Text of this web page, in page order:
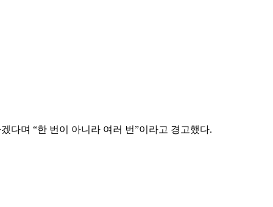
다며 “한 번이 아니라 여러 번”이라고 경고했다.